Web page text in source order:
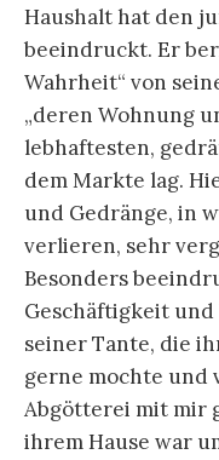
Haushalt hat den
beeindruckt. Er
Wahrheit“ von
„deren Wohnung
lebhaftesten,
dem Markte lag.
und Gedränge, in
verlieren, sehr
Besonders
Geschäftigkeit
seiner Tante, die
gerne mochte und
Abgötterei mit mir
ihrem Hause war